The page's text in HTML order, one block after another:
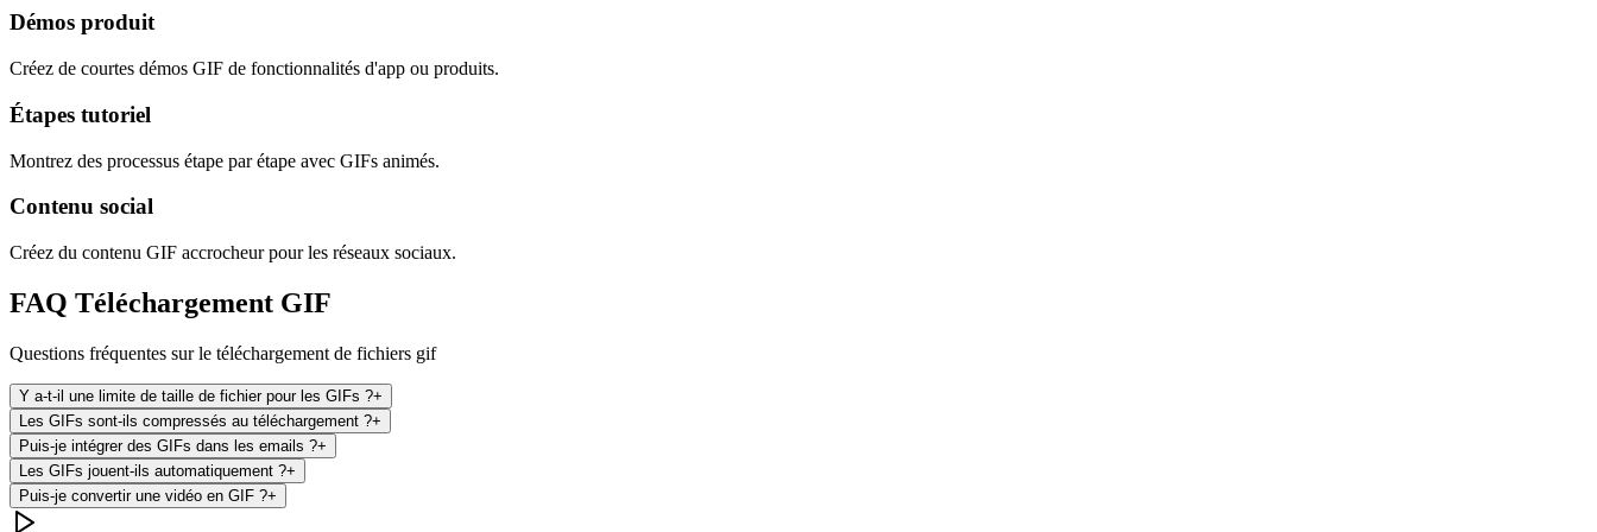
Démos produit
Créez de courtes démos GIF de fonctionnalités d'app ou produits.
Étapes tutoriel
Montrez des processus étape par étape avec GIFs animés.
Contenu social
Créez du contenu GIF accrocheur pour les réseaux sociaux.
FAQ Téléchargement GIF
Questions fréquentes sur le téléchargement de fichiers gif
Y a-t-il une limite de taille de fichier pour les GIFs ?+
Les GIFs sont-ils compressés au téléchargement ?+
Puis-je intégrer des GIFs dans les emails ?+
Les GIFs jouent-ils automatiquement ?+
Puis-je convertir une vidéo en GIF ?+